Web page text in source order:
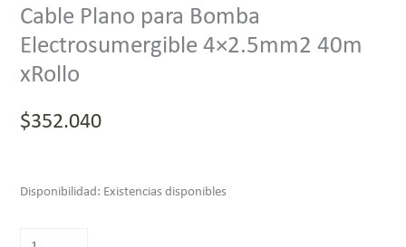
Cable Plano para Bomba
Electrosumergible 4×2.5mm2 40m
xRollo
$352.040
Disponibilidad: Existencias disponibles